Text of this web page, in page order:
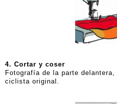
4. Cortar y coser
Fotografía de la parte
ciclista original.